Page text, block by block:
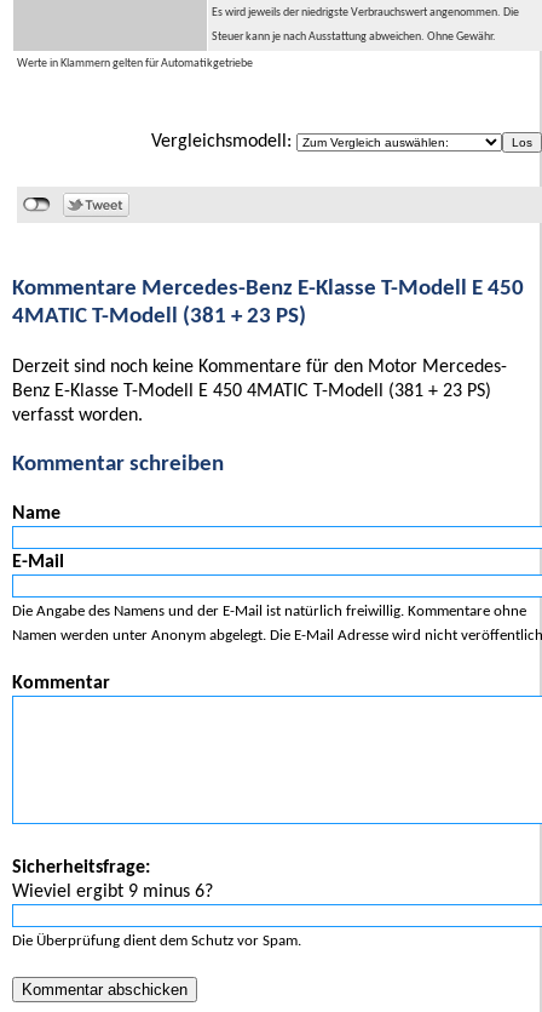
Es wird jeweils der niedrigste Verbrauchswert angenommen. Die
Steuer kann je nach Ausstattung abweichen. Ohne Gewähr.
Werte in Klammern gelten für Automatikgetriebe
Vergleichsmodell:
Kommentare Mercedes-Benz E-Klasse T-Modell E 450
4MATIC T-Modell (381 + 23 PS)
Derzeit sind noch keine Kommentare für den Motor Mercedes-
Benz E-Klasse T-Modell E 450 4MATIC T-Modell (381 + 23 PS)
verfasst worden.
Kommentar schreiben
Name
E-Mail
Die Angabe des Namens und der E-Mail ist natürlich freiwillig. Kommentare ohne
Namen werden unter Anonym abgelegt. Die E-Mail Adresse wird nicht
Kommentar
Sicherheitsfrage:
Wieviel ergibt 9 minus 6?
Die Überprüfung dient dem Schutz vor Spam.